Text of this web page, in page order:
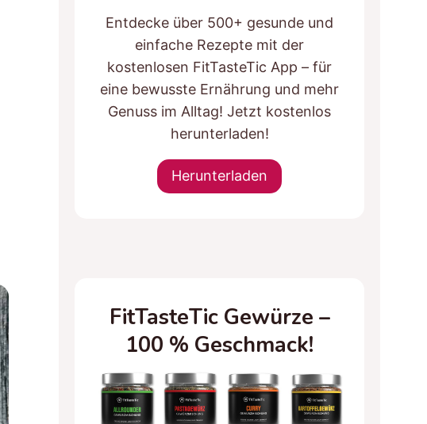
Entdecke über 500+ gesunde und
einfache Rezepte mit der
kostenlosen FitTasteTic App – für
eine bewusste Ernährung und mehr
Genuss im Alltag! Jetzt kostenlos
herunterladen!
Herunterladen
FitTasteTic Gewürze –
100 % Geschmack!